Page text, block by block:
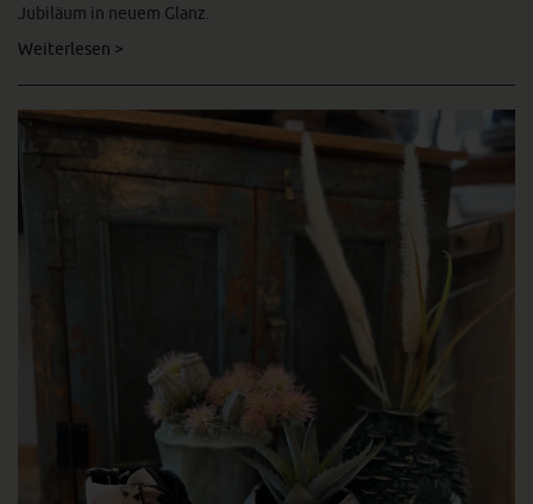
Jubiläum in neuem Glanz.
Weiterlesen >